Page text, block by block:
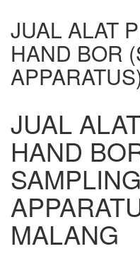
JUAL ALAT
HAND BOR
JUAL
HAND
SAMPLING
MALANG